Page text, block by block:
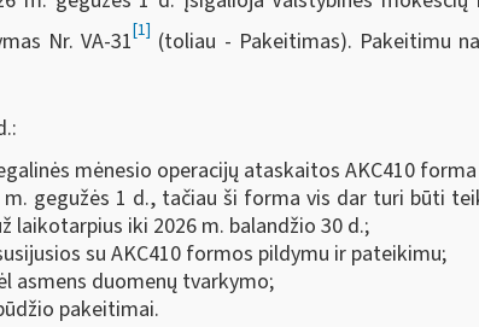
Nr. VA-31[1] (toliau - Pakeitimas). Pakeitimu
mėnesio operacijų ataskaitos AKC410
gegužės 1 d., tačiau ši forma vis dar turi būti
laikotarpius iki 2026 m. balandžio 30 d.;
su AKC410 formos pildymu ir pateikimu;
asmens duomenų tvarkymo;
pakeitimai.